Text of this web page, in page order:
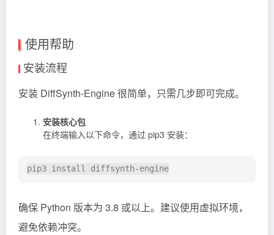
使用帮助
安装流程
安装 DiffSynth-Engine 很简单，只需几步即可完成。
安装核心包
在终端输入以下命令，通过 pip3 安装：
确保 Python 版本为 3.8 或以上。建议使用虚拟环境，
避免依赖冲突。